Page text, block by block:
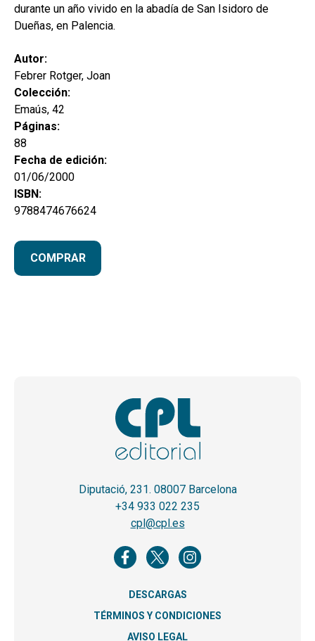
durante un año vivido en la abadía de San Isidoro de
Dueñas, en Palencia.
Autor:
Febrer Rotger, Joan
Colección:
Emaús, 42
Páginas:
88
Fecha de edición:
01/06/2000
ISBN:
9788474676624
COMPRAR
Diputació, 231. 08007 Barcelona
+34 933 022 235
cpl@cpl.es
DESCARGAS
TÉRMINOS Y CONDICIONES
AVISO LEGAL